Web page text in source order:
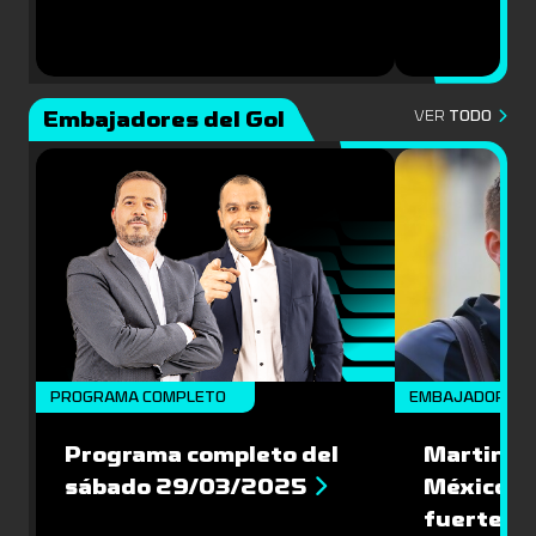
Embajadores del Gol VER TODO
PROGRAMA COMPLETO
Programa completo del
sábado 29/03/2025
EMBAJADORES
Martin
México:
fuerte